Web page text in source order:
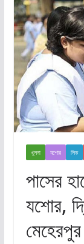
খুলনা যশোর লিড
পাসের
যশোর,
মেহেরপুর